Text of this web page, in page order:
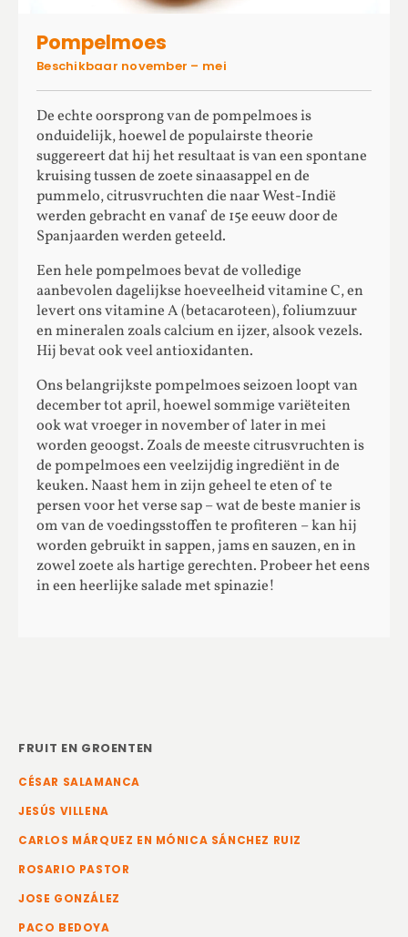
Pompelmoes
Beschikbaar november – mei
De echte oorsprong van de pompelmoes is
onduidelijk, hoewel de populairste theorie
suggereert dat hij het resultaat is van een spontane
kruising tussen de zoete sinaasappel en de
pummelo, citrusvruchten die naar West-Indië
werden gebracht en vanaf de 15e eeuw door de
Spanjaarden werden geteeld.
Een hele pompelmoes bevat de volledige
aanbevolen dagelijkse hoeveelheid vitamine C, en
levert ons vitamine A (betacaroteen), foliumzuur
en mineralen zoals calcium en ijzer, alsook vezels.
Hij bevat ook veel antioxidanten.
Ons belangrijkste pompelmoes seizoen loopt van
december tot april, hoewel sommige variëteiten
ook wat vroeger in november of later in mei
worden geoogst. Zoals de meeste citrusvruchten is
de pompelmoes een veelzijdig ingrediënt in de
keuken. Naast hem in zijn geheel te eten of te
persen voor het verse sap – wat de beste manier is
om van de voedingsstoffen te profiteren – kan hij
worden gebruikt in sappen, jams en sauzen, en in
zowel zoete als hartige gerechten. Probeer het eens
in een heerlijke salade met spinazie!
FRUIT EN GROENTEN
CÉSAR SALAMANCA
JESÚS VILLENA
CARLOS MÁRQUEZ EN MÓNICA SÁNCHEZ RUIZ
ROSARIO PASTOR
JOSE GONZÁLEZ
PACO BEDOYA